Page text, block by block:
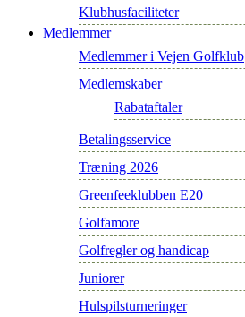
Klubhusfaciliteter
Medlemmer
Medlemmer i Vejen Golfklub
Medlemskaber
Rabataftaler
Betalingsservice
Træning 2026
Greenfeeklubben E20
Golfamore
Golfregler og handicap
Juniorer
Hulspilsturneringer